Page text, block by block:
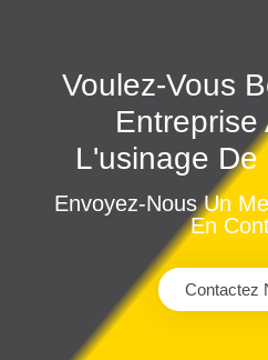
Voulez-Vous
Entreprise
L'usinage
Envoyez-Nous Un
En
Contactez